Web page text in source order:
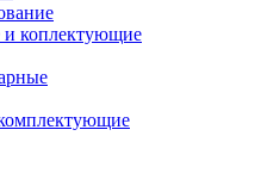
коплектующие